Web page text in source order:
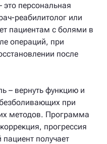
это персональная
реабилитолог или
пациентам с болями в
операций, при
после
– вернуть функцию и
при
методов. Программа
прогрессия
получает